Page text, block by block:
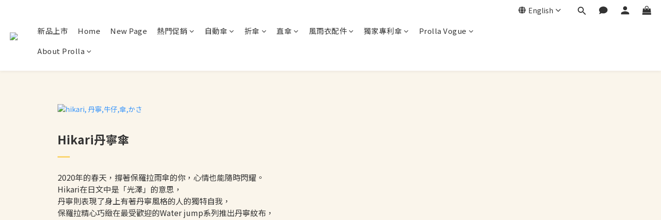
English
新品上市 Home New Page 熱門促銷 自動傘 折傘 直傘 風雨衣配件 獨家專利傘
Prolla Vogue
About Prolla
Hikari丹寧傘
2020年的春天，撐著保羅拉雨傘的你，心情也能隨時閃耀。
Hikari在日文中是「光澤」的意思，
丹寧則表現了身上有著丹寧風格的人的獨特自我，
保羅拉精心巧緻在最受歡迎的Water jump系列推出丹寧紋布，